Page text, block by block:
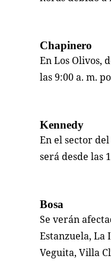
Chapinero
En Los Olivos,
las 9:00 a. m.
Kennedy
En el sector
será desde las
Bosa
Se verán
Estanzuela, La
Veguita, Villa